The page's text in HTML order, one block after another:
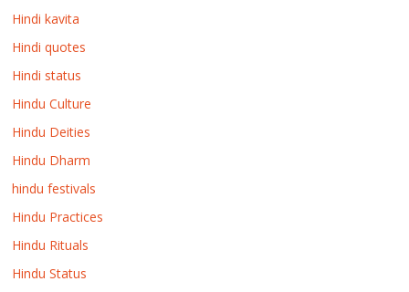
Hindi kavita
Hindi quotes
Hindi status
Hindu Culture
Hindu Deities
Hindu Dharm
hindu festivals
Hindu Practices
Hindu Rituals
Hindu Status